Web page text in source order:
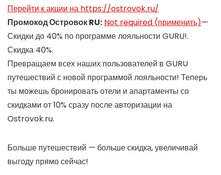
Перейти к акции на https://ostrovok.ru/
Промокод Островок RU: Not required (применить)—
Скидки до 40% по программе лояльности GURU!.
Скидка 40%.
Превращаем всех наших пользователей в GURU
путешествий с новой программой лояльности! Теперь
ты можешь бронировать отели и апартаменты со
скидками от 10% сразу после авторизации на
Ostrovok.ru.
Больше путешествий — больше скидка, увеличивай
выгоду прямо сейчас!